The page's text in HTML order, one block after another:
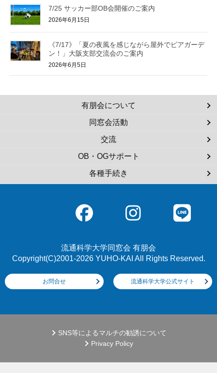
7/25 サッカー部OB会開催のご案内
2026年6月15日
《7/17》「夏の夜風を感じながら屋外でビアガーデ
ン！」大阪支部交流会のご案内
2026年6月5日
有朋会について
同窓会活動
交流
OB・OGサポート
各種手続き
流通科学大学同窓会 有朋会
Copyright(C)2001-2026 YUHO-KAI All Rights Reserved.
お問合せ 流通科学大学公式サイト
SNS等によるマルチの勧誘について
Privacy Policy